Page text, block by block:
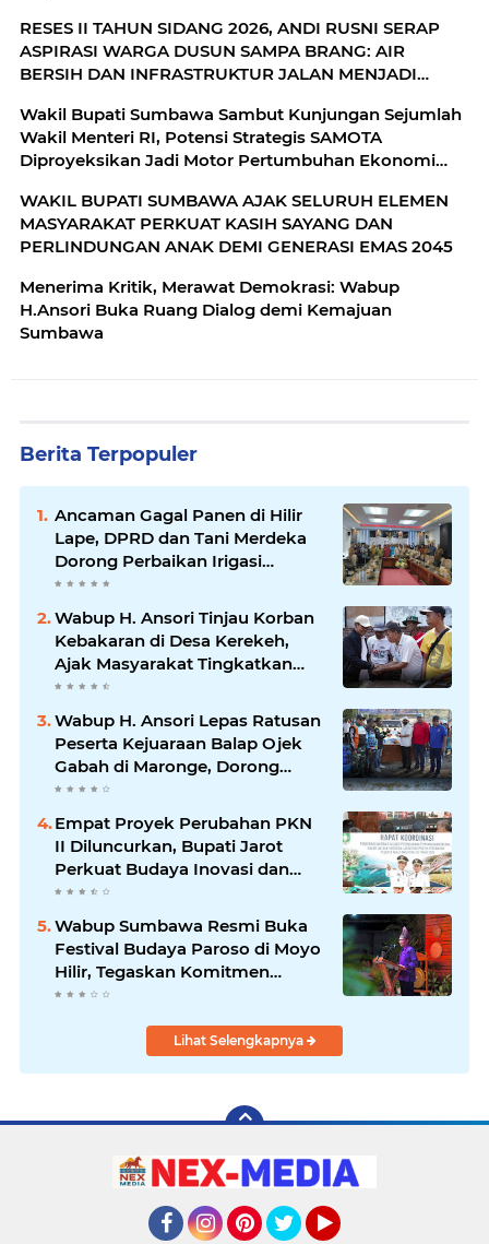
RESES II TAHUN SIDANG 2026, ANDI RUSNI SERAP
ASPIRASI WARGA DUSUN SAMPA BRANG: AIR
BERSIH DAN INFRASTRUKTUR JALAN MENJADI
Wakil Bupati Sumbawa Sambut Kunjungan Sejumlah
Wakil Menteri RI, Potensi Strategis SAMOTA
Diproyeksikan Jadi Motor Pertumbuhan Ekonomi
WAKIL BUPATI SUMBAWA AJAK SELURUH ELEMEN
MASYARAKAT PERKUAT KASIH SAYANG DAN
PERLINDUNGAN ANAK DEMI GENERASI EMAS 2045
Menerima Kritik, Merawat Demokrasi: Wabup
H.Ansori Buka Ruang Dialog demi Kemajuan
Sumbawa
Berita Terpopuler
Ancaman Gagal Panen di Hilir
Lape, DPRD dan Tani Merdeka
Dorong Perbaikan Irigasi
Waduk Mamak
Wabup H. Ansori Tinjau Korban
Kebakaran di Desa Kerekeh,
Ajak Masyarakat Tingkatkan
Kewaspadaan terhadap Instalasi
Listrik
Wabup H. Ansori Lepas Ratusan
Peserta Kejuaraan Balap Ojek
Gabah di Maronge, Dorong
Sportivitas dan Perputaran
Ekonomi Lokal
Empat Proyek Perubahan PKN
II Diluncurkan, Bupati Jarot
Perkuat Budaya Inovasi dan
Tata Kelola Pemerintahan
Wabup Sumbawa Resmi Buka
Festival Budaya Paroso di Moyo
Hilir, Tegaskan Komitmen
Pelestarian Budaya hingga
Lihat Selengkapnya